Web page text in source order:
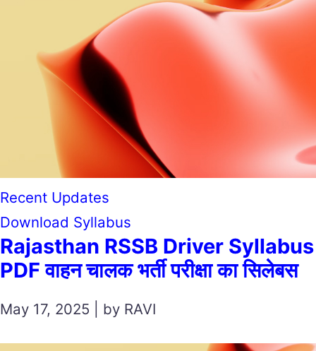
Recent Updates
Download Syllabus
Rajasthan RSSB Driver Syllabus
PDF वाहन चालक भर्ती परीक्षा का सिलेबस
May 17, 2025 | by RAVI